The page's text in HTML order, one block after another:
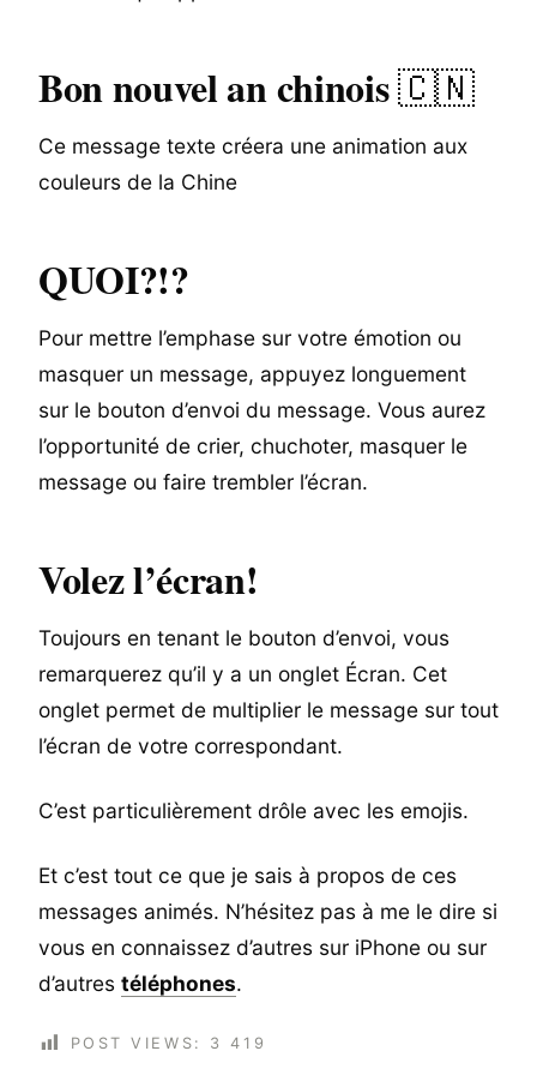
Bon nouvel an chinois🇨🇳
Ce message texte créera une animation aux
couleurs de la Chine
QUOI?!?
Pour mettre l’emphase sur votre émotion ou
masquer un message, appuyez longuement
sur le bouton d’envoi du message. Vous aurez
l’opportunité de crier, chuchoter, masquer le
message ou faire trembler l’écran.
Volez l’écran!
Toujours en tenant le bouton d’envoi, vous
remarquerez qu’il y a un onglet Écran. Cet
onglet permet de multiplier le message sur tout
l’écran de votre correspondant.
C’est particulièrement drôle avec les emojis.
Et c’est tout ce que je sais à propos de ces
messages animés. N’hésitez pas à me le dire si
vous en connaissez d’autres sur iPhone ou sur
d’autres téléphones.
POST VIEWS: 3 419